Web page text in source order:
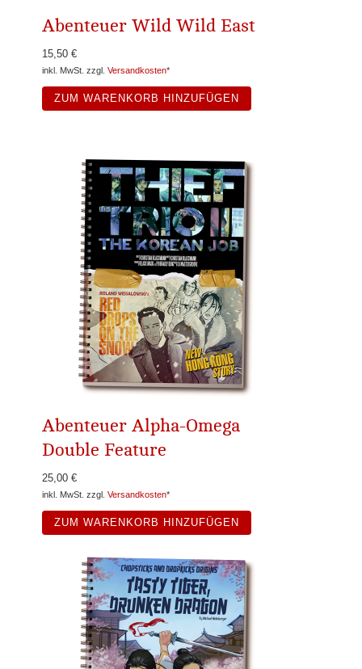
Abenteuer Wild Wild East
15,50 €
inkl. MwSt. zzgl. Versandkosten*
ZUM WARENKORB HINZUFÜGEN
Abenteuer Alpha-Omega
Double Feature
25,00 €
inkl. MwSt. zzgl. Versandkosten*
ZUM WARENKORB HINZUFÜGEN